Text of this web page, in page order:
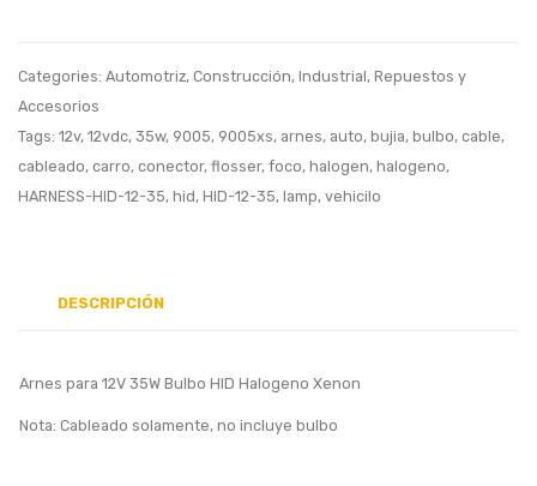
PIPE,
TUBE,
Tubo
Categories: Automotriz, Construcción, Industrial, Repuestos y
Accesorios
Tags: 12v, 12vdc, 35w, 9005, 9005xs, arnes, auto, bujia, bulbo, cable,
cableado, carro, conector, flosser, foco, halogen, halogeno,
HARNESS-HID-12-35, hid, HID-12-35, lamp, vehicilo
DESCRIPCIÓN
Arnes para 12V 35W Bulbo HID Halogeno Xenon
Nota: Cableado solamente, no incluye bulbo